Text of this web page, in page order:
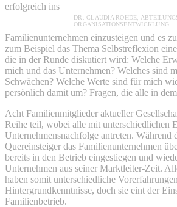
DR. CLAUDIA ROHDE,
ORGANISATIONSENTWICKLUNG
erfolgreich ins
Familienunternehmen einzusteigen und es
zum Beispiel das Thema Selbstreflexion
die in der Runde diskutiert wird: Welche
mich und das Unternehmen? Welches sind
Schwächen? Welche Werte sind für mich
persönlich damit um? Fragen, die alle in
Acht Familienmitglieder aktueller
Reihe teil, wobei alle mit unterschiedlichen
Unternehmensnachfolge antreten. Während
Quereinsteiger das Familienunternehmen
bereits in den Betrieb eingestiegen und
Unternehmen aus seiner Marktleiter-Zeit.
haben somit unterschiedliche
Hintergrundkenntnisse, doch sie eint der
Familienbetrieb.